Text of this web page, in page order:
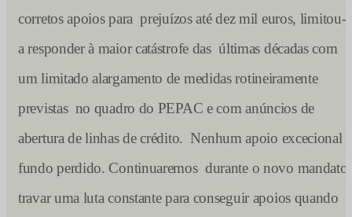
corretos apoios para prejuízos até dez mil euros, limitou-
a responder à maior catástrofe das últimas décadas com
um limitado alargamento de medidas rotineiramente
previstas no quadro do PEPAC e com anúncios de
abertura de linhas de crédito. Nenhum apoio excecional a
fundo perdido. Continuaremos durante o novo mandato
travar uma luta constante para conseguir apoios quando